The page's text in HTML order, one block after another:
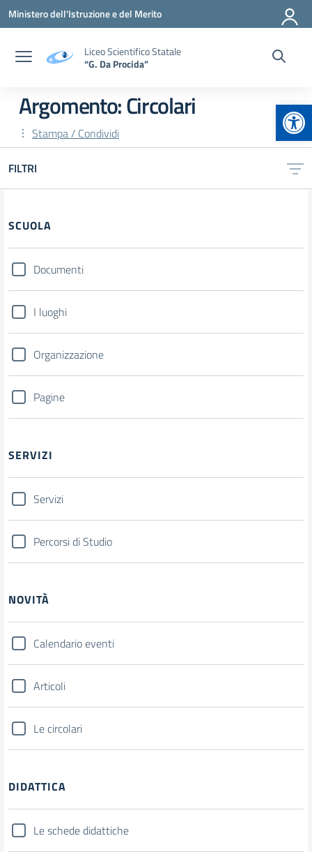
Vai ai contenuti
Vai al menu di navigazione
Vai al footer
Ministero dell'Istruzione e del Merito
Liceo Scientifico Statale
“G. Da Procida”
Argomento: Circolari
Stampa / Condividi
FILTRI
Filtri
SCUOLA
Documenti
I luoghi
Organizzazione
Pagine
SERVIZI
Servizi
Percorsi di Studio
NOVITÀ
Calendario eventi
Articoli
Le circolari
DIDATTICA
Le schede didattiche